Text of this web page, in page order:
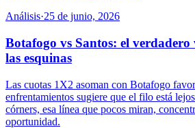
Análisis·25 de junio, 2026
Botafogo vs Santos: el verdadero
las esquinas
Las cuotas 1X2 asoman con Botafogo
enfrentamientos sugiere que el filo está
córners, esa línea que pocos miran,
oportunidad.